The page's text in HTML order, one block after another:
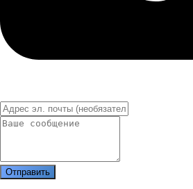
Отправить